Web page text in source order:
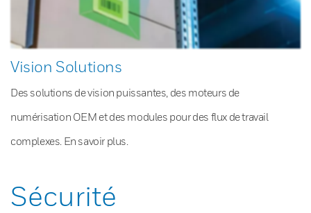
Vision Solutions
Des solutions de vision puissantes, des moteurs de
numérisation OEM et des modules pour des flux de travail
complexes. En savoir plus.
Sécurité